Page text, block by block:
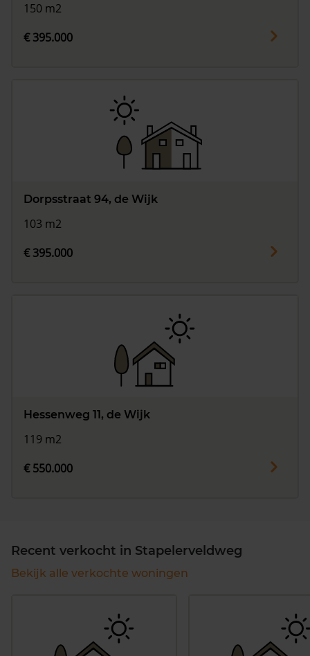
150 m2
€ 395.000
Dorpsstraat 94, de Wijk
103 m2
€ 395.000
Hessenweg 11, de Wijk
119 m2
€ 550.000
Recent verkocht in Stapelerveldweg
Bekijk alle verkochte woningen